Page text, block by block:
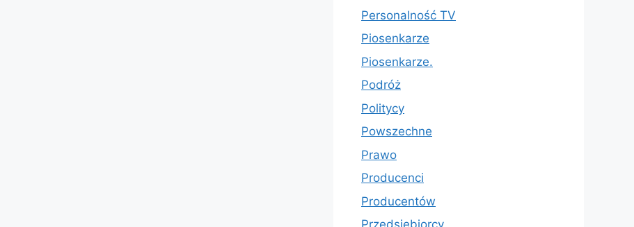
Personalność TV
Piosenkarze
Piosenkarze.
Podróż
Politycy
Powszechne
Prawo
Producenci
Producentów